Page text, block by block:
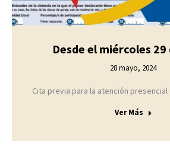
Desde el miércoles 29
28 mayo, 2024
Cita previa para la atención presencial
Ver Más